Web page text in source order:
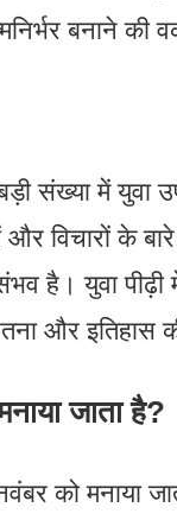
बनाने की
संख्या में
विचारों के
है। युवा
और इतिहास
जाता है?
को मनाया